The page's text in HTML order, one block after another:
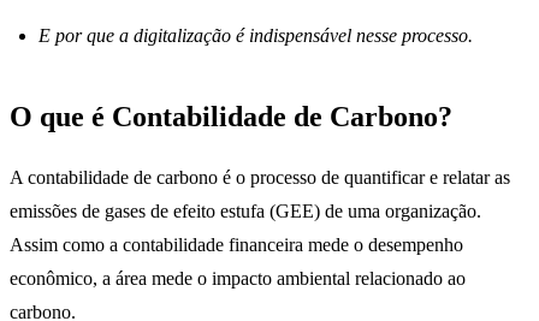
E por que a digitalização é indispensável nesse processo.
O que é Contabilidade de Carbono?
A contabilidade de carbono é o processo de quantificar e relatar as
emissões de gases de efeito estufa (GEE) de uma organização.
Assim como a contabilidade financeira mede o desempenho
econômico, a área mede o impacto ambiental relacionado ao
carbono.